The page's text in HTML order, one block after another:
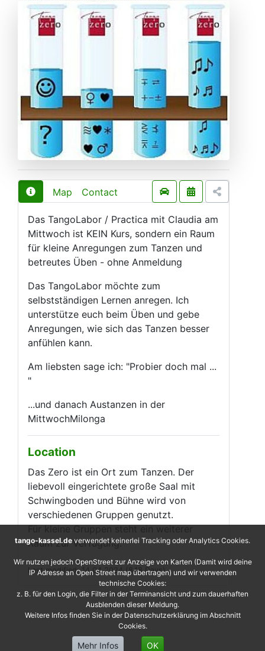
Map Contact
Das TangoLabor / Practica mit Claudia am
Mittwoch ist KEIN Kurs, sondern ein Raum
für kleine Anregungen zum Tanzen und
betreutes Üben - ohne Anmeldung
Das TangoLabor möchte zum
selbstständigen Lernen anregen. Ich
unterstütze euch beim Üben und gebe
Anregungen, wie sich das Tanzen besser
anfühlen kann.
Am liebsten sage ich: "Probier doch mal ...
"
...und danach Austanzen in der
MittwochMilonga
Location
Das Zero ist ein Ort zum Tanzen. Der
liebevoll eingerichtete große Saal mit
Schwingboden und Bühne wird von
verschiedenen Gruppen genutzt.
Für kleine Gruppen steht ein weiterer
Raum zur Verfügung.
Last modified: 14.04.2024 (848 Days)
tango-kassel.de verwendet keinerlei Tracking oder Analytics Cookies.
Wir nutzen jedoch OpenStreet zur Anzeige von Karten (Damit wird deine
IP Adresse an Open Street map übertragen) und wir verwenden
technische Cookies:
z. B. für den Login, die Filter in der Terminansicht und zum dauerhaften
Ausblenden dieser Meldung.
Weitere Infos finden Sie in der Datenschutzerklärung im Abschnitt
Cookies.
Mehr Infos OK